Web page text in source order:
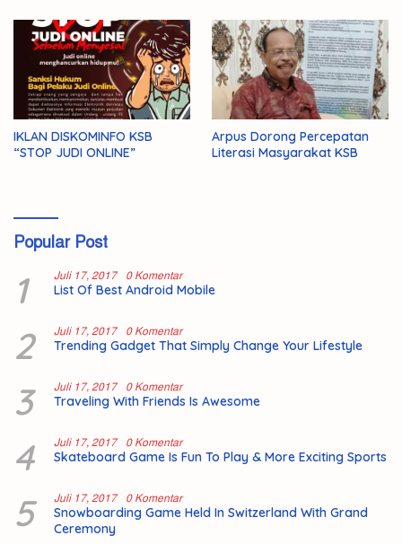
IKLAN DISKOMINFO KSB
“STOP JUDI ONLINE”
Arpus Dorong Percepatan
Literasi Masyarakat KSB
Popular Post
1 Juli 17, 2017 0 Komentar
List Of Best Android Mobile
2 Juli 17, 2017 0 Komentar
Trending Gadget That Simply Change Your Lifestyle
3 Juli 17, 2017 0 Komentar
Traveling With Friends Is Awesome
4 Juli 17, 2017 0 Komentar
Skateboard Game Is Fun To Play & More Exciting Sports
5 Juli 17, 2017 0 Komentar
Snowboarding Game Held In Switzerland With Grand
Ceremony